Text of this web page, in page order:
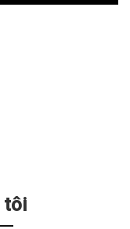
tôi